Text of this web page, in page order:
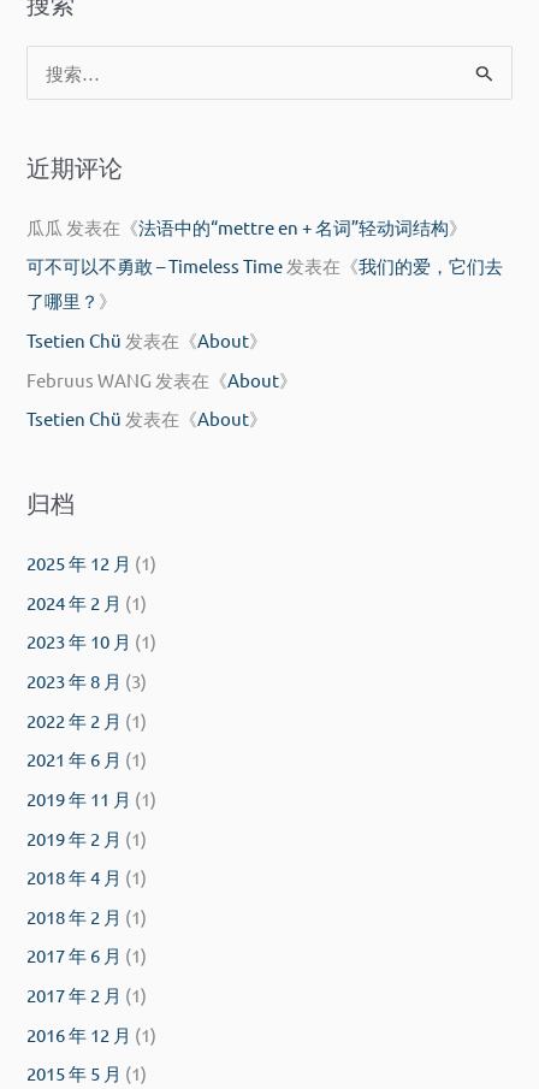
索
近期评论
瓜瓜 发表在《法语中的“mettre en + 名词”轻动词结构》
可不可以不勇敢 – Timeless Time 发表在《我们的爱，它们去
了哪里？ 》
Tsetien Chü 发表在《About》
Februus WANG 发表在《About》
Tsetien Chü 发表在《About》
归档
2025 年 12 月 (1)
2024 年 2 月 (1)
2023 年 10 月 (1)
2023 年 8 月 (3)
2022 年 2 月 (1)
2021 年 6 月 (1)
2019 年 11 月 (1)
2019 年 2 月 (1)
2018 年 4 月 (1)
2018 年 2 月 (1)
2017 年 6 月 (1)
2017 年 2 月 (1)
2016 年 12 月 (1)
2015 年 5 月 (1)